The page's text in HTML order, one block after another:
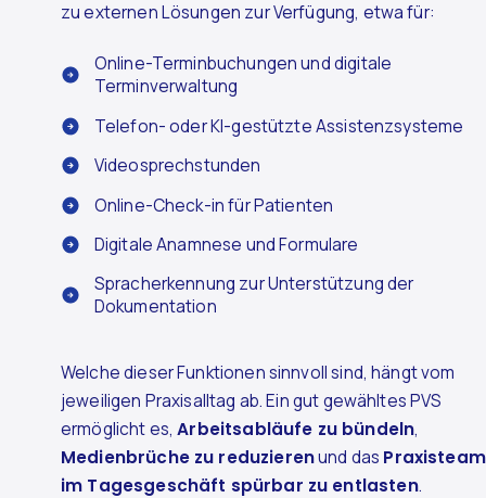
zu externen Lösungen zur Verfügung, etwa für:
Online-Terminbuchungen und digitale
Terminverwaltung
Telefon- oder KI-gestützte Assistenzsysteme
Videosprechstunden
Online-Check-in für Patienten
Digitale Anamnese und Formulare
Spracherkennung zur Unterstützung der
Dokumentation
Welche dieser Funktionen sinnvoll sind, hängt vom
jeweiligen Praxisalltag ab. Ein gut gewähltes PVS
ermöglicht es,Arbeitsabläufe zu bündeln,
Medienbrüche zu reduzierenund das Praxisteam
im Tagesgeschäft spürbar zu entlasten.